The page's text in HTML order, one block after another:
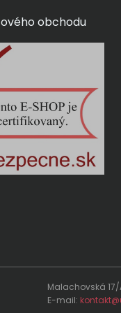
obchodu
Malachovská 17/
E-mail: